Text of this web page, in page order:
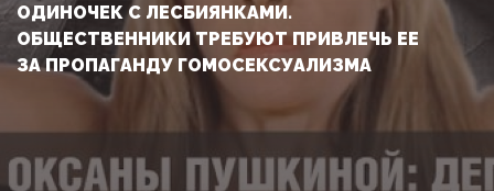
ОДИНОЧЕК С ЛЕСБИЯНКАМИ.
ОБЩЕСТВЕННИКИ ТРЕБУЮТ ПРИВЛЕЧЬ ЕЕ
ЗА ПРОПАГАНДУ ГОМОСЕКСУАЛИЗМА